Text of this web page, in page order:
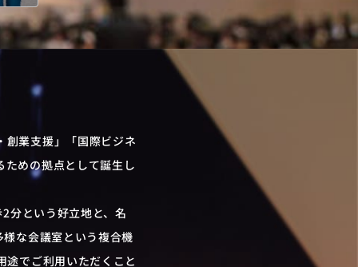
創業支援」「国際ビジネ
めの拠点として誕生し
分という好立地と、名
な会議室という複合機
途でご利用いただくこと